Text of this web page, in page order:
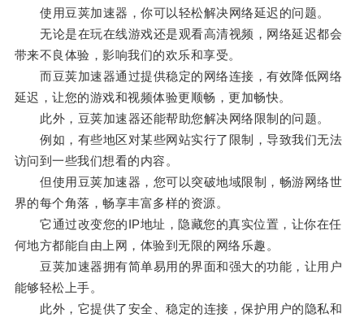
使用豆荚加速器，你可以轻松解决网络延迟的问题。
无论是在玩在线游戏还是观看高清视频，网络延迟都会
带来不良体验，影响我们的欢乐和享受。
而豆荚加速器通过提供稳定的网络连接，有效降低网络
延迟，让您的游戏和视频体验更顺畅，更加畅快。
此外，豆荚加速器还能帮助您解决网络限制的问题。
例如，有些地区对某些网站实行了限制，导致我们无法
访问到一些我们想看的内容。
但使用豆荚加速器，您可以突破地域限制，畅游网络世
界的每个角落，畅享丰富多样的资源。
它通过改变您的IP地址，隐藏您的真实位置，让你在任
何地方都能自由上网，体验到无限的网络乐趣。
豆荚加速器拥有简单易用的界面和强大的功能，让用户
能够轻松上手。
此外，它提供了安全、稳定的连接，保护用户的隐私和